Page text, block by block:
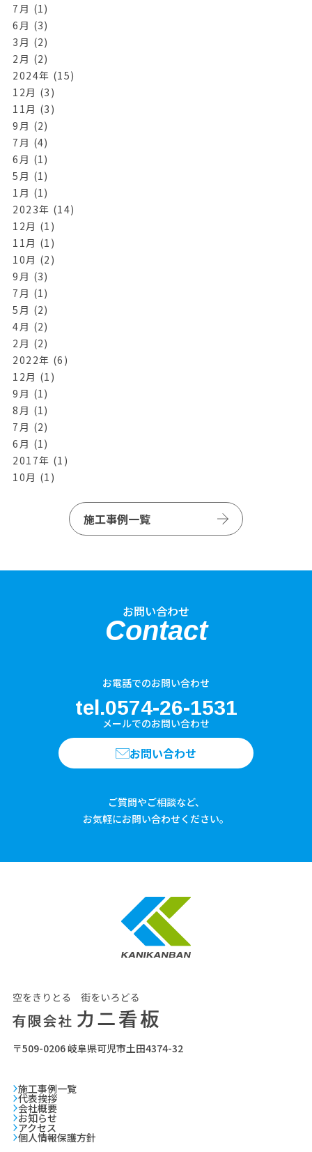
7月 (1)
6月 (3)
3月 (2)
2月 (2)
2024年 (15)
12月 (3)
11月 (3)
9月 (2)
7月 (4)
6月 (1)
5月 (1)
1月 (1)
2023年 (14)
12月 (1)
11月 (1)
10月 (2)
9月 (3)
7月 (1)
5月 (2)
4月 (2)
2月 (2)
2022年 (6)
12月 (1)
9月 (1)
8月 (1)
7月 (2)
6月 (1)
2017年 (1)
10月 (1)
施工事例一覧
お問い合わせ
Contact
お電話でのお問い合わせ
tel.0574-26-1531
メールでのお問い合わせ
お問い合わせ
ご質問やご相談など、
お気軽にお問い合わせください。
〒509-0206岐阜県可児市土田4374-32
施工事例一覧
代表挨拶
会社概要
お知らせ
アクセス
個人情報保護方針